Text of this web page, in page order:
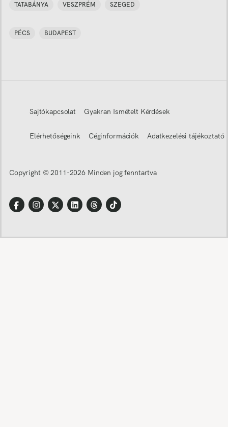
TATABÁNYA VESZPRÉM SZEGED
PÉCS BUDAPEST
Sajtókapcsolat Gyakran Ismételt Kérdések
Elérhetőségeink Céginformációk Adatkezelési tájékoztató
Copyright © 2011-2026 Minden jog fenntartva